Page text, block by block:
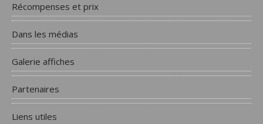
Récompenses et prix
Dans les médias
Galerie affiches
Partenaires
Liens utiles